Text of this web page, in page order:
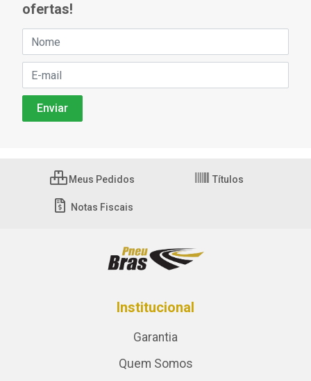
ofertas!
Meus Pedidos Títulos
Notas Fiscais
Institucional
Garantia
Quem Somos